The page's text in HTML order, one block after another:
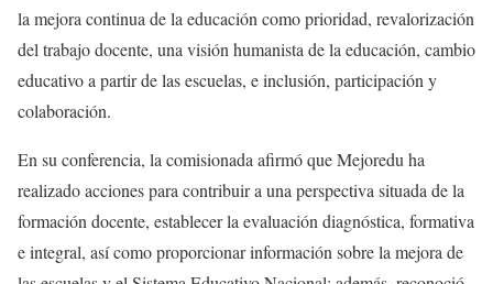
la mejora continua de la educación como prioridad, revalorización
del trabajo docente, una visión humanista de la educación, cambio
educativo a partir de las escuelas, e inclusión, participación y
colaboración.
En su conferencia, la comisionada afirmó que Mejoredu ha
realizado acciones para contribuir a una perspectiva situada de la
formación docente, establecer la evaluación diagnóstica, formativa
e integral, así como proporcionar información sobre la mejora de